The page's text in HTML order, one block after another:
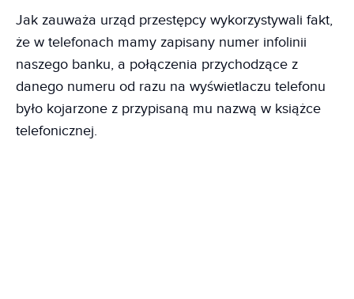
Jak zauważa urząd przestępcy wykorzystywali fakt,
że w telefonach mamy zapisany numer infolinii
naszego banku, a połączenia przychodzące z
danego numeru od razu na wyświetlaczu telefonu
było kojarzone z przypisaną mu nazwą w książce
telefonicznej.